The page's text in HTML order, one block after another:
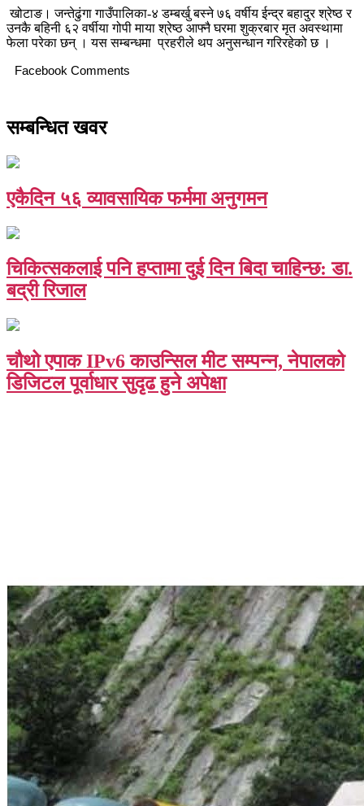
खोटाङ। जन्तेढुंगा गाउँपालिका-४ डम्बर्खु बस्ने ७६ वर्षीय ईन्द्र बहादुर श्रेष्ठ र
उनकै बहिनी ६२ वर्षीया गोपी माया श्रेष्ठ आफ्नै घरमा शुक्रबार मृत अवस्थामा
फेला परेका छन् । यस सम्बन्धमा प्रहरीले थप अनुसन्धान गरिरहेको छ ।
Facebook Comments
सम्बन्धित खवर
एकैदिन ५६ व्यावसायिक फर्ममा अनुगमन
चिकित्सकलाई पनि हप्तामा दुई दिन बिदा चाहिन्छ: डा.
बद्री रिजाल
चौथो एपाक IPv6 काउन्सिल मीट सम्पन्न, नेपालको
डिजिटल पूर्वाधार सुदृढ हुने अपेक्षा